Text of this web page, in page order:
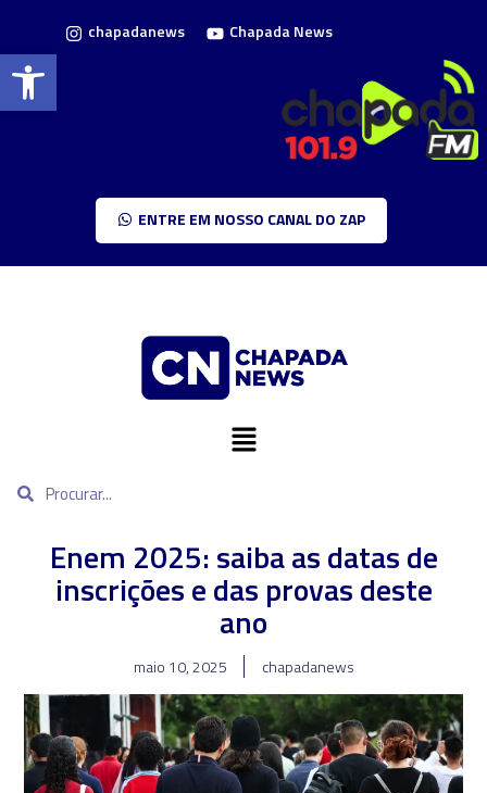
Barra de Ferramentas Aberta
chapadanews Chapada News
ENTRE EM NOSSO CANAL DO ZAP
Enem 2025: saiba as datas de
inscrições e das provas deste
ano
maio 10, 2025 chapadanews